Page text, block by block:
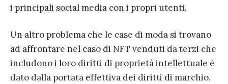
i principali social media con i propri utenti.
Un altro problema che le case di moda si trovano
ad affrontare nel caso di NFT venduti da terzi che
includono i loro diritti di proprietà intellettuale è
dato dalla portata effettiva dei diritti di marchio.